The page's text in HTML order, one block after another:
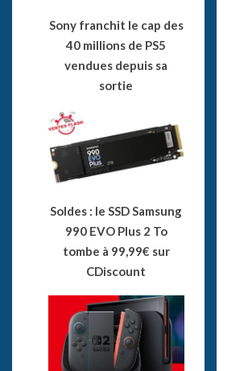
Sony franchit le cap des
40 millions de PS5
vendues depuis sa
sortie
Soldes : le SSD Samsung
990 EVO Plus 2 To
tombe à 99,99€ sur
CDiscount